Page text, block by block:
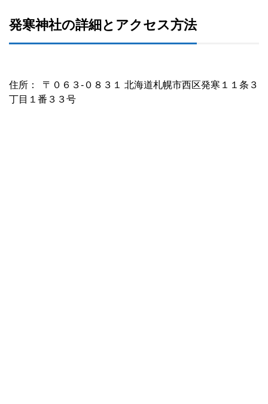
発寒神社の詳細とアクセス方法
住所： 〒０６３‐０８３１ 北海道札幌市西区発寒１１条３
丁目１番３３号